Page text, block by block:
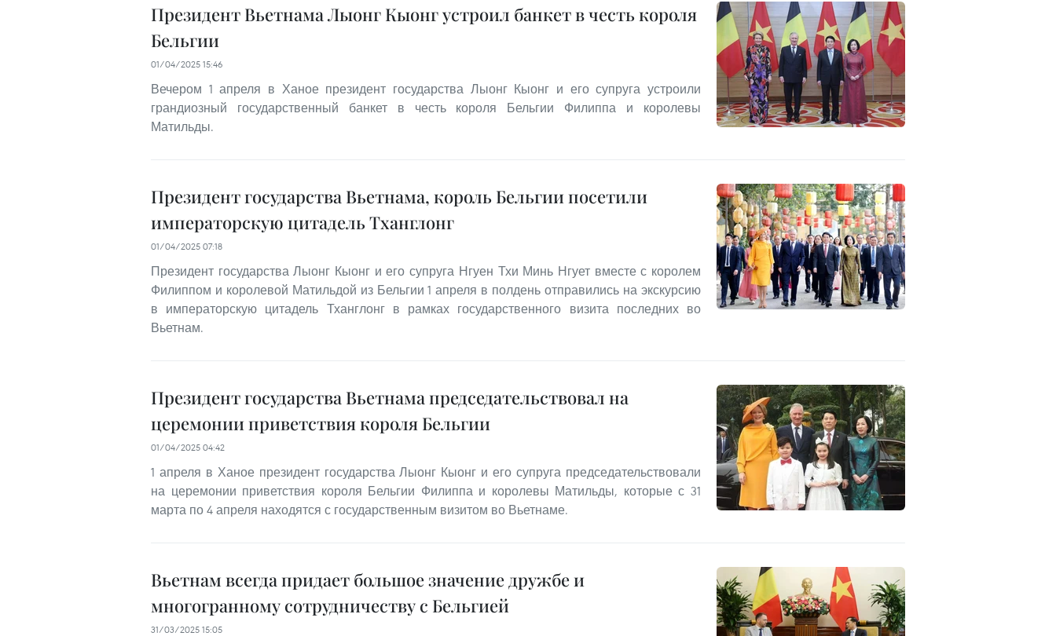
Президент Вьетнама Лыонг Кыонг устроил банкет в честь короля
Бельгии
01/04/2025 15:46
Вечером 1 апреля в Ханое президент государства Лыонг Кыонг и его супруга устроили
грандиозный государственный банкет в честь короля Бельгии Филиппа и королевы
Матильды.
Президент государства Вьетнама, король Бельгии посетили
императорскую цитадель Тханглонг
01/04/2025 07:18
Президент государства Лыонг Кыонг и его супруга Нгуен Тхи Минь Нгует вместе с королем
Филиппом и королевой Матильдой из Бельгии 1 апреля в полдень отправились на экскурсию
в императорскую цитадель Тханглонг в рамках государственного визита последних во
Вьетнам.
Президент государства Вьетнама председательствовал на
церемонии приветствия короля Бельгии
01/04/2025 04:42
1 апреля в Ханое президент государства Лыонг Кыонг и его супруга председательствовали
на церемонии приветствия короля Бельгии Филиппа и королевы Матильды, которые с 31
марта по 4 апреля находятся с государственным визитом во Вьетнаме.
Вьетнам всегда придает большое значение дружбе и
многогранному сотрудничеству с Бельгией
31/03/2025 15:05